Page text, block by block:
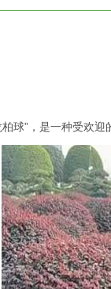
球”，是一种受欢